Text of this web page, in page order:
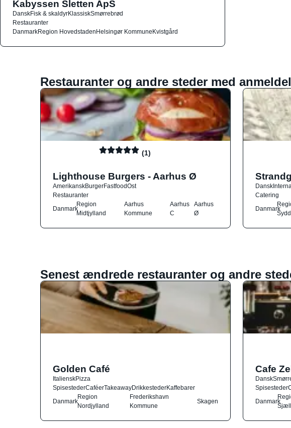
Kabyssen Sletten ApS
DanskFisk & skaldyrKlassiskSmørrebrød
Restauranter
DanmarkRegion HovedstadenHelsingør KommuneKvistgård
Restauranter og andre steder med
(1)
Lighthouse Burgers - Aarhus Ø
AmerikanskBurgerFastfoodOst
Restauranter
Danmark
Region
Midtjylland
Aarhus
Kommune
Aarhus
C
Aarhus
Ø
Dansk
Catering
Danmark
Senest ændrede restauranter og andre
Golden Café
ItalienskPizza
SpisestederCaféerTakeawayDrikkestederKaffebarer
Danmark
Region
Nordjylland
Frederikshavn
Kommune
Skagen
Cafe
Dansk
Spisesteder
Danmark